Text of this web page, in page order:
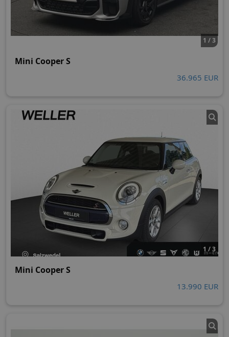
1 / 3
Mini Cooper S
36.965 EUR
1 / 3
Mini Cooper S
13.990 EUR